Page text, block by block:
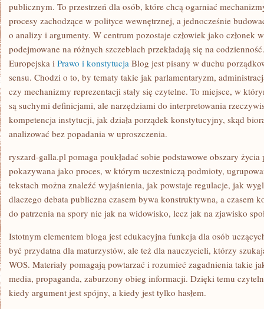
KRYZYSY
publicznym. To przestrzeń dla osób, które chcą ogarniać
procesy zachodzące w polityce wewnętrznej, a jednocześnie
o analizy i argumenty. W centrum pozostaje człowiek jako członek
podejmowane na różnych szczeblach przekładają się na
Europejska i Prawo i konstytucja Blog jest pisany w duchu
sensu. Chodzi o to, by tematy takie jak parlamentaryzm,
czy mechanizmy reprezentacji stały się czytelne. To miejsce, w
są suchymi definicjami, ale narzędziami do interpretowania
kompetencja instytucji, jak działa porządek konstytucyjny, skąd
analizować bez popadania w uproszczenia.
ryszard-galla.pl pomaga poukładać sobie podstawowe obszary
pokazywana jako proces, w którym uczestniczą podmioty,
tekstach można znaleźć wyjaśnienia, jak powstaje regulacje, jak
dlaczego debata publiczna czasem bywa konstruktywna, a czasem
do patrzenia na spory nie jak na widowisko, lecz jak na zjawisko
Istotnym elementem bloga jest edukacyjna funkcja dla osób
być przydatna dla maturzystów, ale też dla nauczycieli, którzy
WOS. Materiały pomagają powtarzać i rozumieć zagadnienia takie
media, propaganda, zaburzony obieg informacji. Dzięki temu
kiedy argument jest spójny, a kiedy jest tylko hasłem.